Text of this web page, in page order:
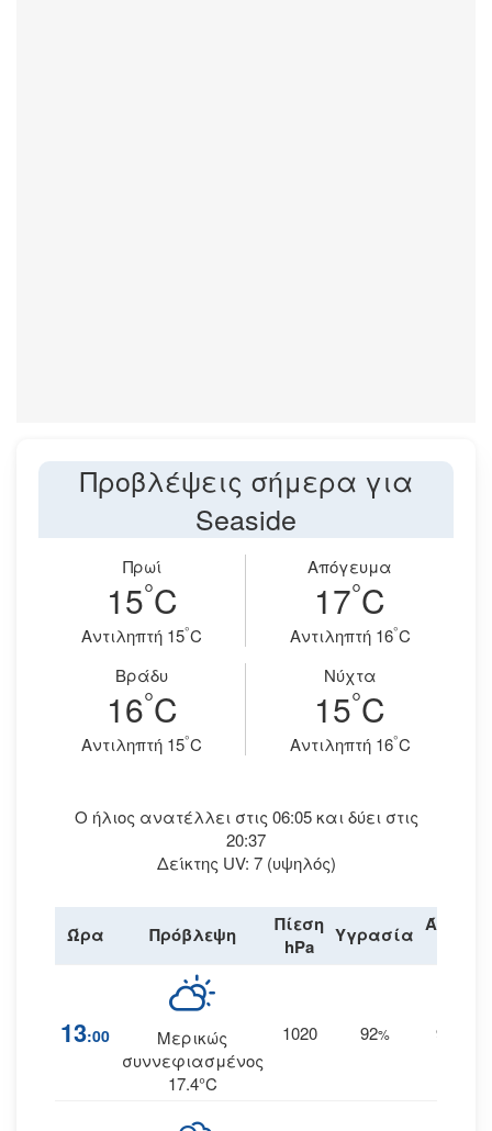
Προβλέψεις σήμερα για
Seaside
Πρωί
15°C
Aντιληπτή 15°C
Απόγευμα
17°C
Aντιληπτή 16°C
Βράδυ
16°C
Aντιληπτή 15°C
Νύχτα
15°C
Aντιληπτή 16°C
Ο ήλιος ανατέλλει στις 06:05 και δύει στις
20:37
Δείκτης UV: 7 (υψηλός)
Ώρα Πρόβλεψη
Πίεση
hPa
Υγρασία Άνεμος
13:00
Μερικώς
συννεφιασμένος
17.4°C
1020 92% 9